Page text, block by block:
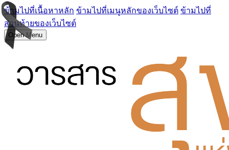
ข้ามไปที่เนื้อหาหลัก ข้ามไปที่เมนูหลักของเว็บไซต์ ข้ามไปที่
ส่วนท้ายของเว็บไซต์
Open Menu